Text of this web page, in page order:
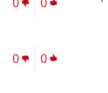
0
0